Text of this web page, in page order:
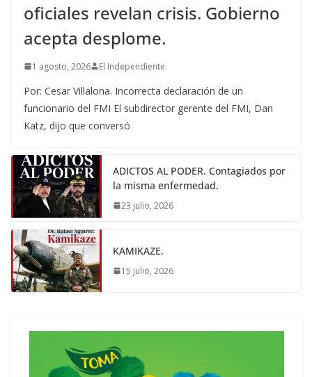
oficiales revelan crisis. Gobierno
acepta desplome.
1 agosto, 2026 El Independiente
Por: Cesar Villalona. Incorrecta declaración de un
funcionario del FMI El subdirector gerente del FMI, Dan
Katz, dijo que conversó
ADICTOS AL PODER. Contagiados por
la misma enfermedad.
23 julio, 2026
KAMIKAZE.
15 julio, 2026